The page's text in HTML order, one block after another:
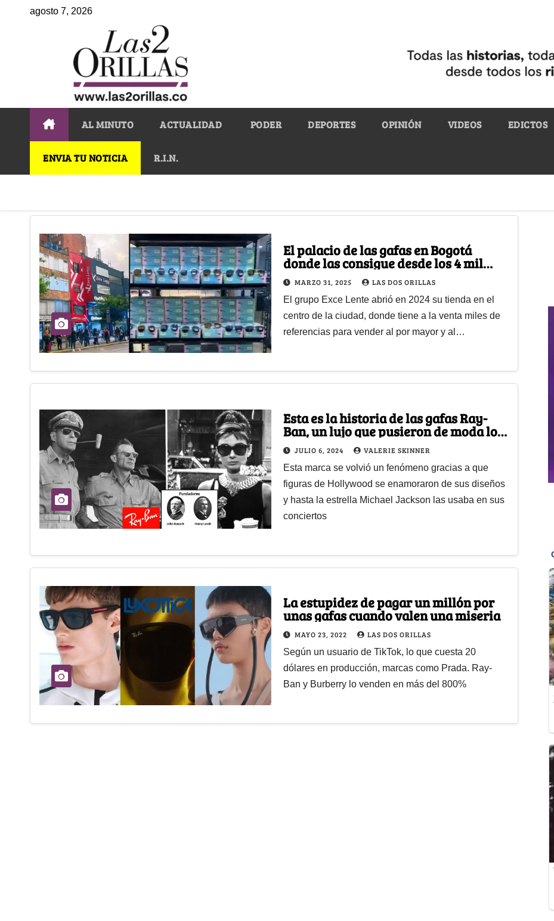
agosto 7, 2026
AL MINUTO ACTUALIDAD PODER DEPORTES OPINIÓN VIDEOS EDICTOS
ENVIA TU NOTICIA R.I.N.
El palacio de las gafas en Bogotá
donde las consigue desde los 4 mil
pesos
MARZO 31, 2025 LAS DOS ORILLAS
El grupo Exce Lente abrió en 2024 su tienda en el
centro de la ciudad, donde tiene a la venta miles de
referencias para vender al por mayor y al…
Esta es la historia de las gafas Ray-
Ban, un lujo que pusieron de moda los
pilotos gringos
JULIO 6, 2024 VALERIE SKINNER
Esta marca se volvió un fenómeno gracias a que
figuras de Hollywood se enamoraron de sus diseños
y hasta la estrella Michael Jackson las usaba en sus
conciertos
La estupidez de pagar un millón por
unas gafas cuando valen una miseria
MAYO 23, 2022 LAS DOS ORILLAS
Según un usuario de TikTok, lo que cuesta 20
dólares en producción, marcas como Prada. Ray-
Ban y Burberry lo venden en más del 800%